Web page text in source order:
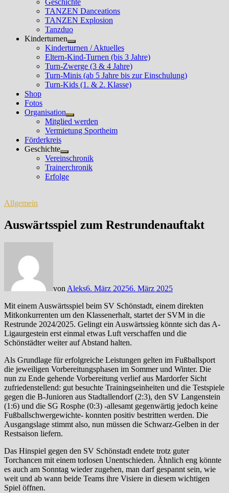
Geschichte
TANZEN Danceations
TANZEN Explosion
Tanzduo
Kinderturnen
Untermenü
anzeigen
Kinderturnen / Aktuelles
Eltern-Kind-Turnen (bis 3 Jahre)
Turn-Zwerge (3 & 4 Jahre)
Turn-Minis (ab 5 Jahre bis zur Einschulung)
Turn-Kids (1. & 2. Klasse)
Shop
Fotos
Organisation
Untermenü
anzeigen
Mitglied werden
Vermietung Sportheim
Förderkreis
Geschichte
Untermenü
anzeigen
Vereinschronik
Trainerchronik
Erfolge
Allgemein
Auswärtsspiel zum Restrundenauftakt
von Aleks6. März 20256. März 2025
Mit einem Auswärtsspiel beim SV Schönstadt, einem direkten
Mitkonkurrenten um den Klassenerhalt, startet der SVM in die
Restrunde 2024/2025. Gelingt ein Auswärtssieg könnte sich das A-
Ligaurgestein erst einmal etwas Luft verschaffen und die
Schönstädter weiter auf Abstand halten.
Als Grundlage für erfolgreiche Leistungen gelten im Fußballsport
die jeweiligen Vorbereitungsphasen im Sommer und Winter. Die
nun zu Ende gehende Vorbereitung verlief aus Mardorfer Sicht
zufriedenstellend: gut besuchte Trainingseinheiten und die Testspiele
gegen die B-Junioren aus Stadtallendorf (2:3), den SV Langenstein
(1:6) und die SG Rosphe (0:3) -allesamt gegenwärtig jedoch keine
Fußballschwergewichte- konnten positiv bestritten werden. Die
Ausgangslage stimmt also, nun müssen die Schwarz-Gelben in der
Restsaison liefern.
Das Hinspiel gegen den SV Schönstadt endete trotz guter
Torchancen mit einem torlosen Unentschieden. Ähnlich eng könnte
es auch am Sonntag wieder zugehen, man darf gespannt sein, wie
weit und ab wann beide Teams ihre Visiere in diesem wichtigen
Spiel öffnen.